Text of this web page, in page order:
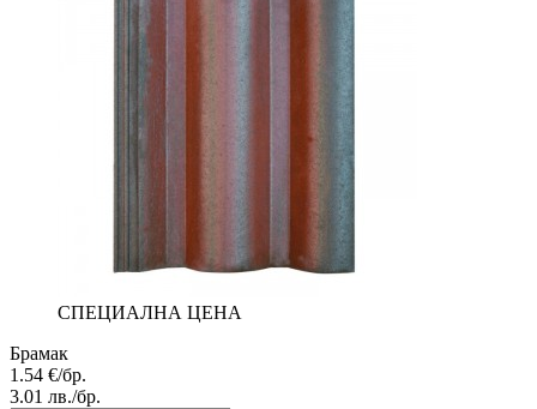
СПЕЦИАЛНА ЦЕНА
Брамак
1.54 €/бр.
3.01 лв./бр.